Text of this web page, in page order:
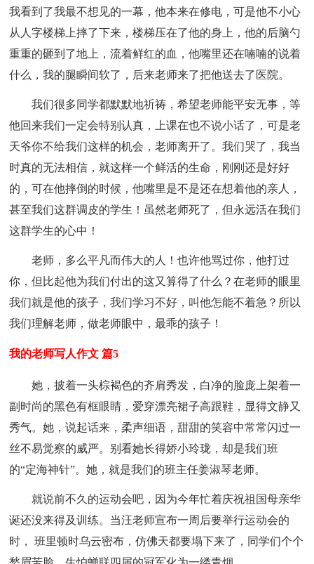
我看到了我最不想见的一幕，他本来在修电，可是他不小心
从人字楼梯上摔了下来，楼梯压在了他的身上，他的后脑勺
重重的砸到了地上，流着鲜红的血，他嘴里还在喃喃的说着
什么，我的腿瞬间软了，后来老师来了把他送去了医院。
我们很多同学都默默地祈祷，希望老师能平安无事，等
他回来我们一定会特别认真，上课在也不说小话了，可是老
天爷你不给我们这样的机会，老师离开了。我们哭了，我当
时真的无法相信，就这样一个鲜活的生命，刚刚还是好好
的，可在他摔倒的时候，他嘴里是不是还在想着他的亲人，
甚至我们这群调皮的学生！虽然老师死了，但永远活在我们
这群学生的心中！
老师，多么平凡而伟大的人！也许他骂过你，他打过
你，但比起他为我们付出的这又算得了什么？在老师的眼里
我们就是他的孩子，我们学习不好，叫他怎能不着急？所以
我们理解老师，做老师眼中，最乖的孩子！
我的老师写人作文 篇5
她，披着一头棕褐色的齐肩秀发，白净的脸庞上架着一
副时尚的黑色有框眼睛，爱穿漂亮裙子高跟鞋，显得文静又
秀气。她，说起话来，柔声细语，甜甜的笑容中常常闪过一
丝不易觉察的威严。别看她长得娇小玲珑，却是我们班
的“定海神针”。她，就是我们的班主任姜淑琴老师。
就说前不久的运动会吧，因为今年忙着庆祝祖国母亲华
诞还没来得及训练。当汪老师宣布一周后要举行运动会的
时， 班里顿时乌云密布，仿佛天都要塌下来了，同学们个个